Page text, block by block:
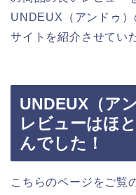
UNDEUX（アンドゥ
サイトを紹介させてい
UNDEUX（ア
レビューはほ
んでした！
こちらのページをご覧